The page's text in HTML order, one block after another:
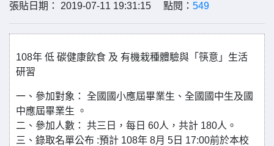
張貼日期： 2019-07-11 19:31:15 點閱： 549
108年 低 碳健康飲食 及 有機栽種體驗與「筷意」生活
研習
一、參加對象： 全國國小應屆畢業生、全國國中生及國
中應屆畢業生 。
二、參加人數： 共三日，每日 60人，共計 180人。
三、錄取名單公布 :預計 108年 8月 5日 17:00前於本校